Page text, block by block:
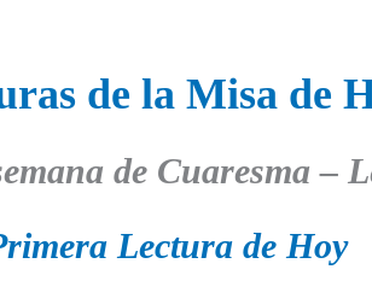
de la Misa de
de Cuaresma –
Lectura de Hoy